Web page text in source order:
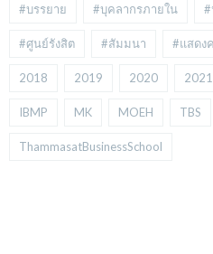
#บรรยาย #บุคลากรภายใน #
#ศูนย์รังสิต #สัมมนา #แสดง
2018 2019 2020 2021
IBMP MK MOEH TBS
ThammasatBusinessSchool